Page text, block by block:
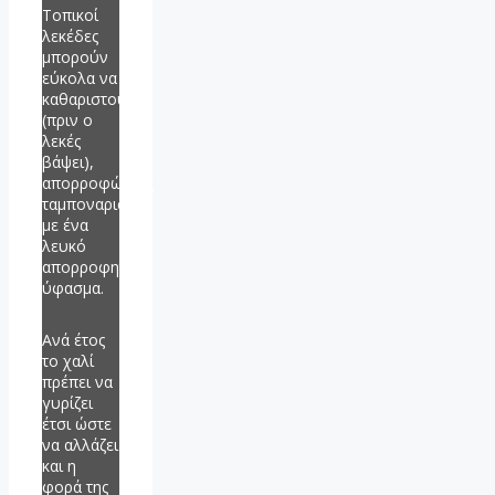
Τοπικοί
λεκέδες
μπορούν
εύκολα να
καθαριστούν
(πριν ο
λεκές
βάψει),
απορροφώντας
ταμποναριστά
με ένα
λευκό
απορροφητικό
ύφασμα.
Ανά έτος
το χαλί
πρέπει να
γυρίζει
έτσι ώστε
να αλλάζει
και η
φορά της